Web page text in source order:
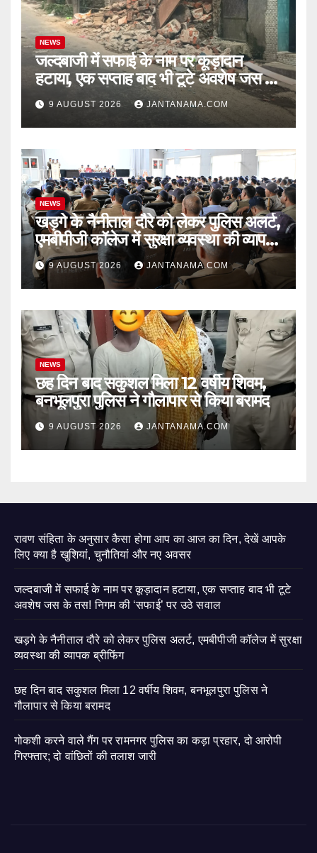
NEWS
जल्दबाजी में सफाई के नाम पर कूड़ादान
हटाया, एक सप्ताह बाद भी टूटे अवशेष जस के
तस! निगम की ‘सफाई’ पर उठे सवाल
9 AUGUST 2026 JANTANAMA.COM
NEWS
खड़गे के नैनीताल दौरे को लेकर पुलिस अलर्ट,
एमबीपीजी कॉलेज में सुरक्षा व्यवस्था की व्यापक
ब्रीफिंग
9 AUGUST 2026 JANTANAMA.COM
NEWS
छह दिन बाद सकुशल मिला 12 वर्षीय शिवम,
बनभूलपुरा पुलिस ने गौलापार से किया बरामद
9 AUGUST 2026 JANTANAMA.COM
रावण संहिता के अनुसार कैसा होगा आप का आज का दिन, देखें आपके
लिए क्या है खुशियां, चुनौतियां और नए अवसर
जल्दबाजी में सफाई के नाम पर कूड़ादान हटाया, एक सप्ताह बाद भी टूटे
अवशेष जस के तस! निगम की ‘सफाई’ पर उठे सवाल
खड़गे के नैनीताल दौरे को लेकर पुलिस अलर्ट, एमबीपीजी कॉलेज में सुरक्षा
व्यवस्था की व्यापक ब्रीफिंग
छह दिन बाद सकुशल मिला 12 वर्षीय शिवम, बनभूलपुरा पुलिस ने
गौलापार से किया बरामद
गोकशी करने वाले गैंग पर रामनगर पुलिस का कड़ा प्रहार, दो आरोपी
गिरफ्तार; दो वांछितों की तलाश जारी